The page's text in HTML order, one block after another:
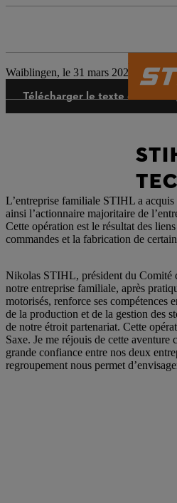
Waiblingen, le 31 mars 2023 |
Télécharger le texte et les
L’entreprise familiale STIHL a
ainsi l’actionnaire majoritaire de
Cette opération est le résultat des
commandes et la fabrication de
Nikolas STIHL, président du Comité
notre entreprise familiale, après
motorisés, renforce ses compétences
de la production et de la gestion des
de notre étroit partenariat. Cette
Saxe. Je me réjouis de cette
grande confiance entre nos deux
regroupement nous permet